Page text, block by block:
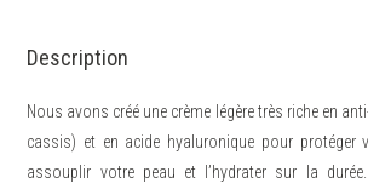
Description
Nous avons créé une crème légère très riche en
cassis) et en acide hyaluronique pour protéger
assouplir votre peau et l’hydrater sur la